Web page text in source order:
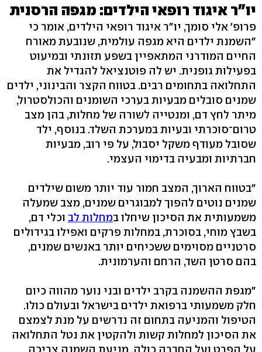
יו"ר איגוד רופאי הילדים: מגפה הרסנית
פרופ' אלי סומך, יו"ר איגוד רופאי הילדים, אומר כי
"השמנת ילדים היא מגפה עולמית, שנובעת מאורח
החיים המודרני המתאפיין בשפע תזונתי ובמיעוט
בפעילות גופנית. יש לה פוטנציאל להגדיל את
התחלואה בתחומים רבים. בטווח הקצר והבינוני, ילדים
שמנים סובלים מבעיות בערכי השומנים והכולסטרול,
מיתר לחץ דם, ומנטייה לשורה של מחלות, בהן מצב
טרום־סוכרתי ובעיות במערכת השלד. בנוסף, ילד
שסובל מעודף משקל יסבול, על פי רוב, מבעיות
חברתיות ומבעיה בדימוי העצמי.
"בטווח הארוך, המצב חמור עוד יותר משום שילדים
שמנים נוטים להפוך למבוגרים שמנים, מצב שמעלה
משמעותית את הסיכון שיחלו במחלות לב וכלי דם,
בשבץ מוחי, בסוכרת, במחלות פרקים ואפילו בגידולים
סרטניים מסוימים ששכיחים יותר באנשים שמנים,
בהם סרטן השד, הרחם והערמונית.
"מגפת ההשמנה בקרב ילדים ובני נוער מהווה כיום
חלק משמעותי ברפואת ילדים בישראל ובעולם כולו.
הטיפול והמניעה בתחום זה נדרשים על מנת לצמצם
את הסיכון למחלות קשות ולהקטין את נטל התחלואה
על הפרט ועל החברה כולה. מניעת השמנה צריכה